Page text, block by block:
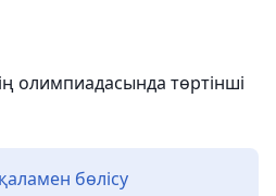
олимпиадасында төртінші
бөлісу